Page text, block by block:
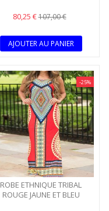
80,25 €107,00 €
AJOUTER AU PANIER
-25%
ROBE ETHNIQUE TRIBAL
ROUGE JAUNE ET BLEU